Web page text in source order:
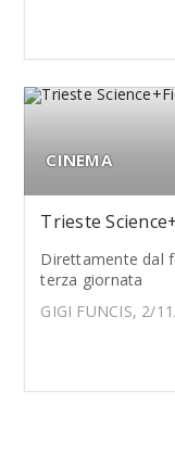
CINEMA
Trieste
Direttamente dal
terza giornata
GIGI FUNCIS, 2/